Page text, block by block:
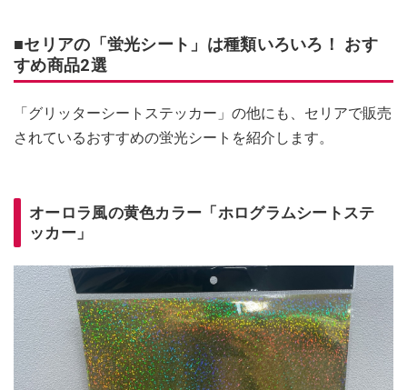
■セリアの「蛍光シート」は種類いろいろ！ おす
すめ商品2選
「グリッターシートステッカー」の他にも、セリアで販売
されているおすすめの蛍光シートを紹介します。
オーロラ風の黄色カラー「ホログラムシートステ
ッカー」